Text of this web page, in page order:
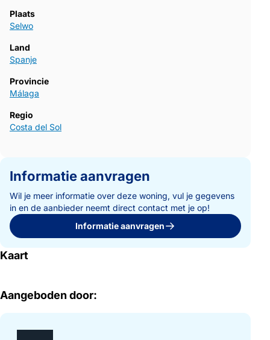
Plaats
Selwo
Land
Spanje
Provincie
Málaga
Regio
Costa del Sol
Informatie aanvragen
Wil je meer informatie over deze woning, vul je gegevens
in en de aanbieder neemt direct contact met je op!
Informatie aanvragen
Kaart
Aangeboden door: